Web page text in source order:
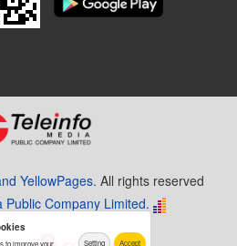
YellowPages. All rights reserved
Public Company Limited.
to improve your Setting Accept